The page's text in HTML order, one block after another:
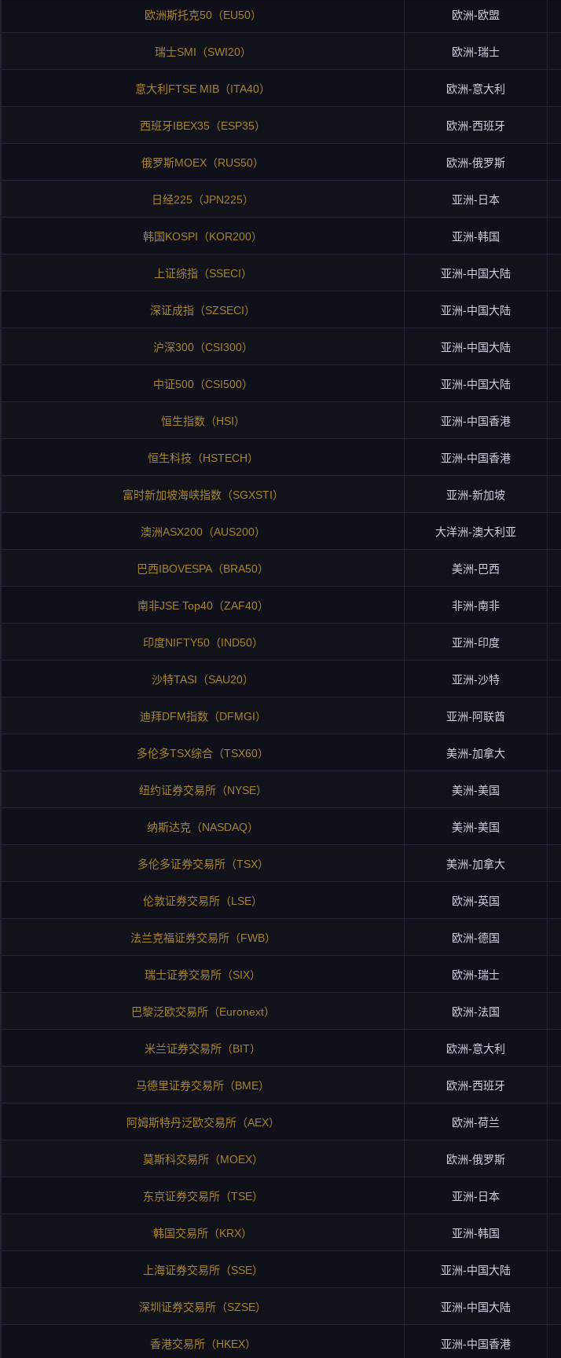
欧洲斯托克50（EU50） 欧洲-欧盟
瑞士SMI（SWI20） 欧洲-瑞士
意大利FTSE MIB（ITA40） 欧洲-意大利
西班牙IBEX35（ESP35） 欧洲-西班牙
俄罗斯MOEX（RUS50） 欧洲-俄罗斯
日经225（JPN225） 亚洲-日本
韩国KOSPI（KOR200） 亚洲-韩国
上证综指（SSECI） 亚洲-中国大陆
深证成指（SZSECI） 亚洲-中国大陆
沪深300（CSI300） 亚洲-中国大陆
中证500（CSI500） 亚洲-中国大陆
恒生指数（HSI） 亚洲-中国香港
恒生科技（HSTECH） 亚洲-中国香港
富时新加坡海峡指数（SGXSTI） 亚洲-新加坡
澳洲ASX200（AUS200） 大洋洲-澳大利亚
巴西IBOVESPA（BRA50） 美洲-巴西
南非JSE Top40（ZAF40） 非洲-南非
印度NIFTY50（IND50） 亚洲-印度
沙特TASI（SAU20） 亚洲-沙特
迪拜DFM指数（DFMGI） 亚洲-阿联酋
多伦多TSX综合（TSX60） 美洲-加拿大
纽约证券交易所（NYSE） 美洲-美国
纳斯达克（NASDAQ） 美洲-美国
多伦多证券交易所（TSX） 美洲-加拿大
伦敦证券交易所（LSE） 欧洲-英国
法兰克福证券交易所（FWB） 欧洲-德国
瑞士证券交易所（SIX） 欧洲-瑞士
巴黎泛欧交易所（Euronext） 欧洲-法国
米兰证券交易所（BIT） 欧洲-意大利
马德里证券交易所（BME） 欧洲-西班牙
阿姆斯特丹泛欧交易所（AEX） 欧洲-荷兰
莫斯科交易所（MOEX） 欧洲-俄罗斯
东京证券交易所（TSE） 亚洲-日本
韩国交易所（KRX） 亚洲-韩国
上海证券交易所（SSE） 亚洲-中国大陆
深圳证券交易所（SZSE） 亚洲-中国大陆
香港交易所（HKEX） 亚洲-中国香港